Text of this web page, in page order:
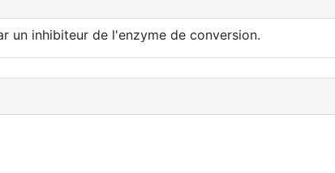
un inhibiteur de l'enzyme de conversion.